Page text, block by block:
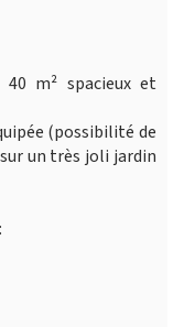
m² spacieux et
(possibilité de
un très joli jardin